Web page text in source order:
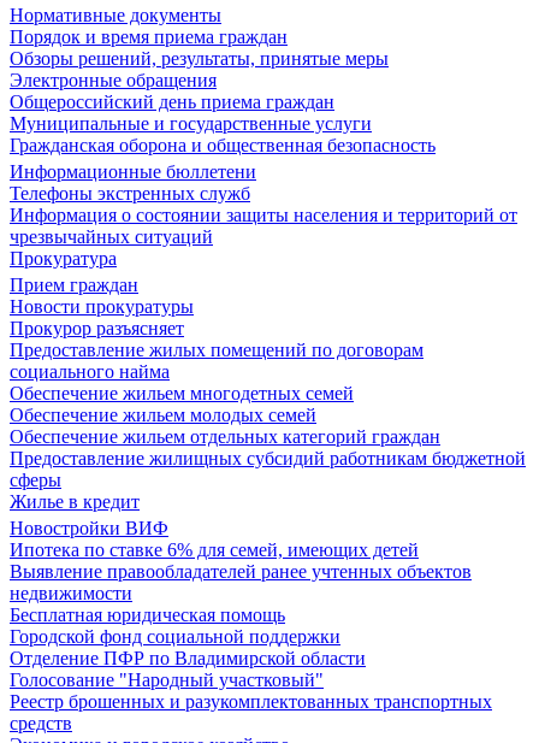
Нормативные документы
Порядок и время приема граждан
Обзоры решений, результаты, принятые меры
Электронные обращения
Общероссийский день приема граждан
Муниципальные и государственные услуги
Гражданская оборона и общественная безопасность
Информационные бюллетени
Телефоны экстренных служб
Информация о состоянии защиты населения и территорий от
чрезвычайных ситуаций
Прокуратура
Прием граждан
Новости прокуратуры
Прокурор разъясняет
Предоставление жилых помещений по договорам
социального найма
Обеспечение жильем многодетных семей
Обеспечение жильем молодых семей
Обеспечение жильем отдельных категорий граждан
Предоставление жилищных субсидий работникам бюджетной
сферы
Жилье в кредит
Новостройки ВИФ
Ипотека по ставке 6% для семей, имеющих детей
Выявление правообладателей ранее учтенных объектов
недвижимости
Бесплатная юридическая помощь
Городской фонд социальной поддержки
Отделение ПФР по Владимирской области
Голосование "Народный участковый"
Реестр брошенных и разукомплектованных транспортных
средств